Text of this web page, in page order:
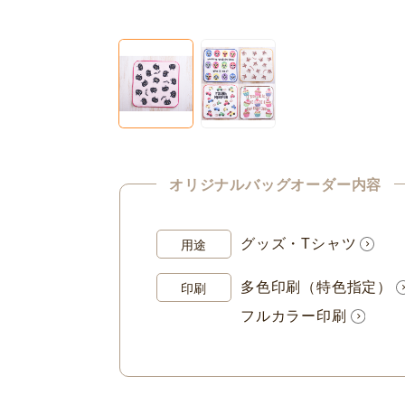
オリジナルバッグオーダー内容
用途 グッズ・Tシャツ
印刷
多色印刷（特色指定）
フルカラー印刷